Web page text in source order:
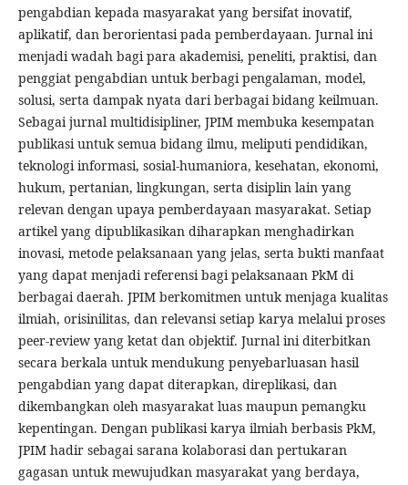
pengabdian kepada masyarakat yang bersifat inovatif,
aplikatif, dan berorientasi pada pemberdayaan. Jurnal ini
menjadi wadah bagi para akademisi, peneliti, praktisi, dan
penggiat pengabdian untuk berbagi pengalaman, model,
solusi, serta dampak nyata dari berbagai bidang keilmuan.
Sebagai jurnal multidisipliner, JPIM membuka kesempatan
publikasi untuk semua bidang ilmu, meliputi pendidikan,
teknologi informasi, sosial-humaniora, kesehatan, ekonomi,
hukum, pertanian, lingkungan, serta disiplin lain yang
relevan dengan upaya pemberdayaan masyarakat. Setiap
artikel yang dipublikasikan diharapkan menghadirkan
inovasi, metode pelaksanaan yang jelas, serta bukti manfaat
yang dapat menjadi referensi bagi pelaksanaan PkM di
berbagai daerah. JPIM berkomitmen untuk menjaga kualitas
ilmiah, orisinilitas, dan relevansi setiap karya melalui proses
peer-review yang ketat dan objektif. Jurnal ini diterbitkan
secara berkala untuk mendukung penyebarluasan hasil
pengabdian yang dapat diterapkan, direplikasi, dan
dikembangkan oleh masyarakat luas maupun pemangku
kepentingan. Dengan publikasi karya ilmiah berbasis PkM,
JPIM hadir sebagai sarana kolaborasi dan pertukaran
gagasan untuk mewujudkan masyarakat yang berdaya,